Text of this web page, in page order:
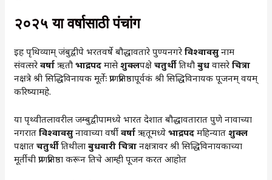
२०२५ या वर्षासाठी पंचांग
इह पृथिव्याम् जंबुद्वीपे भरतवर्षे बौद्धावतारे पुण्यनगरे विश्वावसुनाम
संवत्सरेवर्षा ऋतौभाद्रपद मासेशुक्लपक्षेचतुर्थीतिथौबुध वासरेचित्रा
नक्षत्रे श्री सिद्धिविनायक मूर्तेः प्राणप्रतिष्ठापूर्वकं श्री सिद्धिविनायक पूजनम् वयम्
करिष्यामहे.
या पृथ्वीतलावरील जम्बुद्वीपामध्ये भारत देशात बौद्धावतारात पुणे नावाच्या
नगरातविश्वावसुनावाच्या वर्षीवर्षा ऋतूमध्येभाद्रपद महिन्यातशुक्ल
पक्षातचतुर्थीतिथीलाबुधवारी चित्रा नक्षत्रावर श्री सिद्धिविनायकाच्या
मूर्तीची प्राणप्रतिष्ठा करून तिचे आम्ही पूजन करत आहोत